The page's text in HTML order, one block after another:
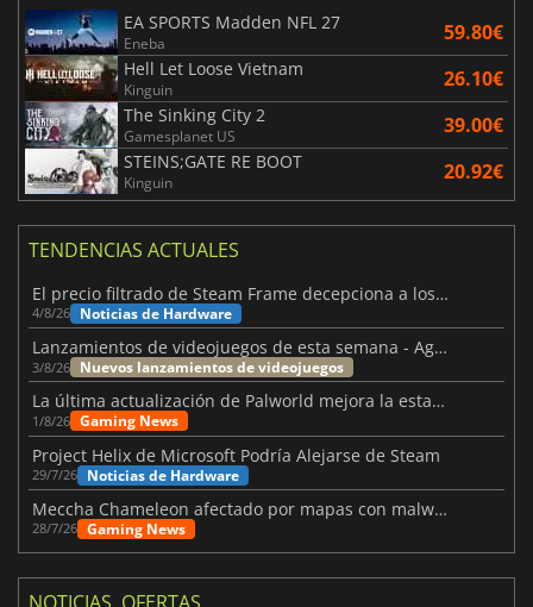
EA SPORTS Madden NFL 27
Eneba 59.80€
Hell Let Loose Vietnam
Kinguin 26.10€
The Sinking City 2
Gamesplanet US 39.00€
STEINS;GATE RE BOOT
Kinguin 20.92€
TENDENCIAS ACTUALES
El precio filtrado de Steam Frame decepciona a los usuarios
4/8/26 Noticias de Hardware
Lanzamientos de videojuegos de esta semana - Agosto de 2026 (semana 32)
3/8/26 Nuevos lanzamientos de videojuegos
La última actualización de Palworld mejora la estabilidad
1/8/26 Gaming News
Project Helix de Microsoft Podría Alejarse de Steam
29/7/26 Noticias de Hardware
Meccha Chameleon afectado por mapas con malware y Discord
28/7/26 Gaming News